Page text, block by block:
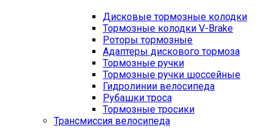
Дисковые тормозные колодки
Тормозные колодки V-Brake
Роторы тормозные
Адаптеры дискового тормоза
Тормозные ручки
Тормозные ручки шоссейные
Гидролинии велосипеда
Рубашки троса
Тормозные тросики
Трансмиссия велосипеда